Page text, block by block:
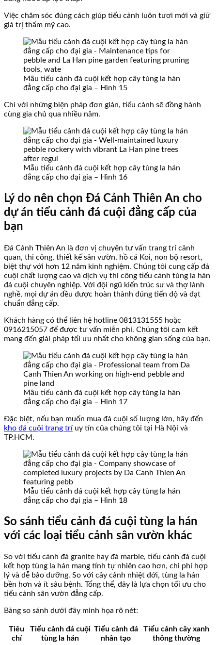
Việc chăm sóc đúng cách giúp tiểu cảnh luôn tươi mới và giữ
giá trị thẩm mỹ cao.
Mẫu tiểu cảnh đá cuội kết hợp cây tùng la hán
đẳng cấp cho đại gia – Hình 15
Chỉ với những biện pháp đơn giản, tiểu cảnh sẽ đồng hành
cùng gia chủ qua nhiều năm.
Mẫu tiểu cảnh đá cuội kết hợp cây tùng la hán
đẳng cấp cho đại gia – Hình 16
Lý do nên chọn Đá Cảnh Thiên An cho
dự án tiểu cảnh đá cuội đẳng cấp của
bạn
Đá Cảnh Thiên An là đơn vị chuyên tư vấn trang trí cảnh
quan, thi công, thiết kế sân vườn, hồ cá Koi, non bộ resort,
biệt thự với hơn 12 năm kinh nghiệm. Chúng tôi cung cấp đá
cuội chất lượng cao và dịch vụ thi công tiểu cảnh tùng la hán
đá cuội chuyên nghiệp. Với đội ngũ kiến trúc sư và thợ lành
nghề, mọi dự án đều được hoàn thành đúng tiến độ và đạt
chuẩn đẳng cấp.
Khách hàng có thể liên hệ hotline 0813131555 hoặc
0916215057 để được tư vấn miễn phí. Chúng tôi cam kết
mang đến giải pháp tối ưu nhất cho không gian sống của bạn.
Mẫu tiểu cảnh đá cuội kết hợp cây tùng la hán
đẳng cấp cho đại gia – Hình 17
Đặc biệt, nếu bạn muốn mua đá cuội số lượng lớn, hãy đến
kho đá cuội trang trí uy tín của chúng tôi tại Hà Nội và
TP.HCM.
Mẫu tiểu cảnh đá cuội kết hợp cây tùng la hán
đẳng cấp cho đại gia – Hình 18
So sánh tiểu cảnh đá cuội tùng la hán
với các loại tiểu cảnh sân vườn khác
So với tiểu cảnh đá granite hay đá marble, tiểu cảnh đá cuội
kết hợp tùng la hán mang tính tự nhiên cao hơn, chi phí hợp
lý và dễ bảo dưỡng. So với cây cảnh nhiệt đới, tùng la hán
bền hơn và ít sâu bệnh. Tổng thể, đây là lựa chọn tối ưu cho
tiểu cảnh sân vườn đẳng cấp.
Bảng so sánh dưới đây minh họa rõ nét:
Tiêu
chí
Tiểu cảnh đá cuội
tùng la hán
Tiểu cảnh đá
nhân tạo
Tiểu cảnh cây xanh
thông thường